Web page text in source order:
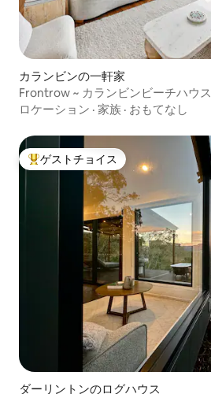
カランビンの一軒家
Frontrow ~ カランビンビーチハウス
ロケーション · 家族 · おもてなし
大好評のゲストチョイスです。
ゲストチョイス
ダーリントンのログハウス